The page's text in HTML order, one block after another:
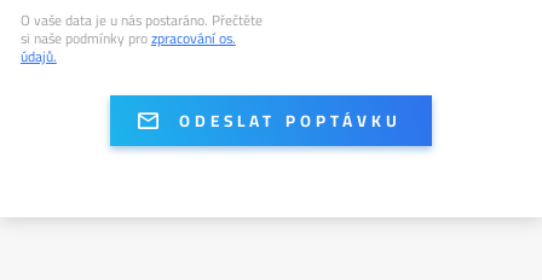
O vaše data je u nás postaráno. Přečtěte
si naše podmínky prozpracování os.
údajů.